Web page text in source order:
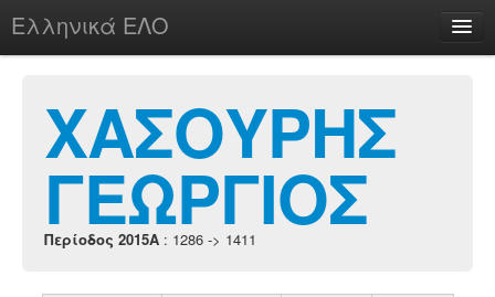
Ελληνικά ΕΛΟ
chesstu.be @ discord
Login
ΧΑΣΟΥΡΗΣ
ΓΕΩΡΓΙΟΣ
Περίοδος 2015A : 1286 -> 1411